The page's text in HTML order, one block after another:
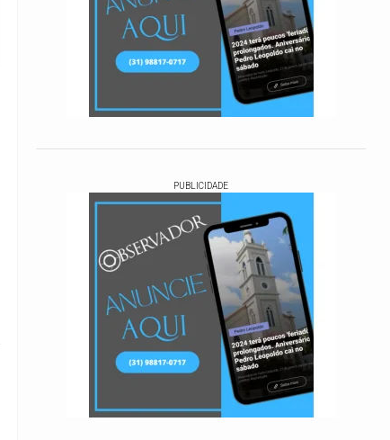
PUBLICIDADE